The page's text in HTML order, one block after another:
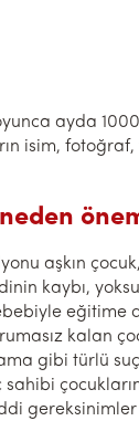
ayda
isim,
aşkın
kaybı,
kalan
gibi türlü